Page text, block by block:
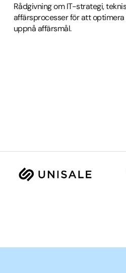
Rådgivning om IT-strategi,
affärsprocesser för att
uppnå affärsmål.